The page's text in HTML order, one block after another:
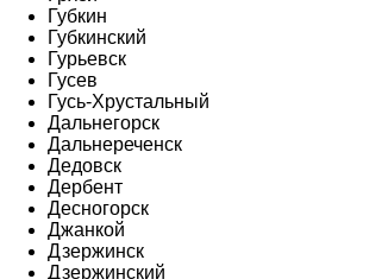
Губкин
Губкинский
Гурьевск
Гусев
Гусь-Хрустальный
Дальнегорск
Дальнереченск
Дедовск
Дербент
Десногорск
Джанкой
Дзержинск
Дзержинский